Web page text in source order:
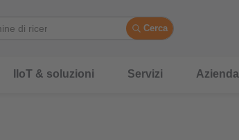
Cerca
IIoT & soluzioni Servizi Azienda